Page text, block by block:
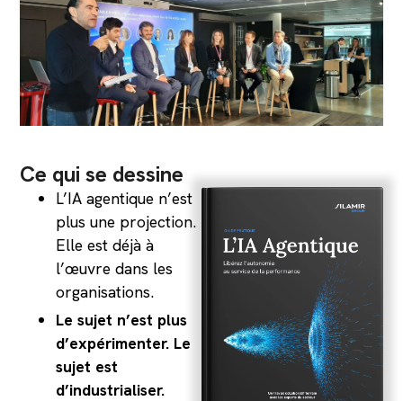
Ce qui se dessine
L’IA agentique n’est
plus une projection.
Elle est déjà à
l’œuvre dans les
organisations.
Le sujet n’est plus
d’expérimenter. Le
sujet est
d’industrialiser.